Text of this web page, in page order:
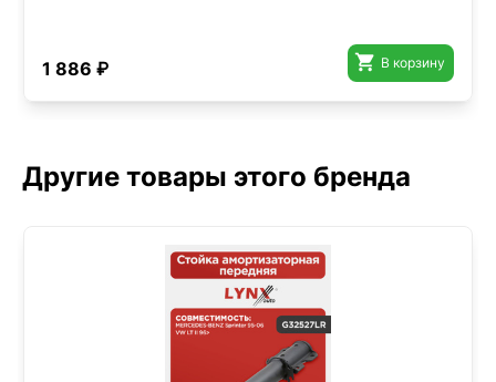
1 886 ₽  В корзину
Другие товары этого бренда